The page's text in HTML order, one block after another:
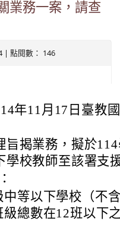
業務一案，請查
| 點閱數： 146
年11月17日臺教
旨揭業務，擬於
學校教師至該署支
中等以下學校（不
級總數在12班以下